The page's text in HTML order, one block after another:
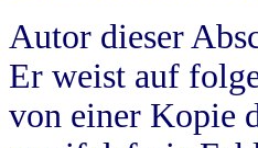
Autor dieser
Er weist auf
von einer Kopie